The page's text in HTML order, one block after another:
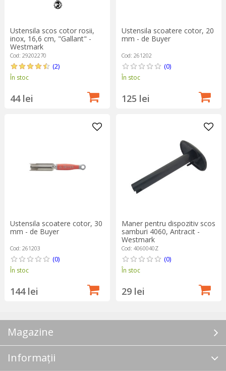
Ustensila scos cotor rosii,
inox, 16,6 cm, "Gallant" -
Westmark
Cod: 29202270
(2)
În stoc
44 lei
Ustensila scoatere cotor, 20
mm - de Buyer
Cod: 261202
(0)
În stoc
125 lei
Ustensila scoatere cotor, 30
mm - de Buyer
Cod: 261203
(0)
În stoc
144 lei
Maner pentru dispozitiv scos
samburi 4060, Antracit -
Westmark
Cod: 4060040Z
(0)
În stoc
29 lei
Magazine
Informații